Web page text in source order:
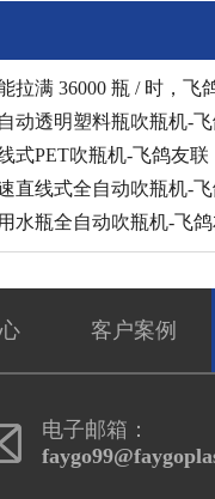
拉满 36000 瓶 / 时，飞
动透明塑料瓶吹瓶机-
式PET吹瓶机-飞鸽友联
直线式全自动吹瓶机-
水瓶全自动吹瓶机-飞
客户案例
电子邮箱：